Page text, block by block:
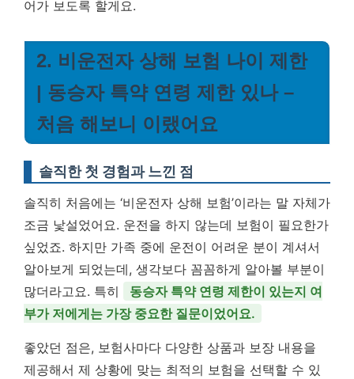
어가 보도록 할게요.
2. 비운전자 상해 보험 나이 제한
| 동승자 특약 연령 제한 있나 –
처음 해보니 이랬어요
솔직한 첫 경험과 느낀 점
솔직히 처음에는 ‘비운전자 상해 보험’이라는 말 자체가
조금 낯설었어요. 운전을 하지 않는데 보험이 필요한가
싶었죠. 하지만 가족 중에 운전이 어려운 분이 계셔서
알아보게 되었는데, 생각보다 꼼꼼하게 알아볼 부분이
많더라고요. 특히
동승자 특약 연령 제한이 있는지 여
부가 저에게는 가장 중요한 질문이었어요.
좋았던 점은, 보험사마다 다양한 상품과 보장 내용을
제공해서 제 상황에 맞는 최적의 보험을 선택할 수 있